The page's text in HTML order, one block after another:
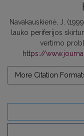
Navakauskienė, J.
lauko periferijos
vertimo
https://
More Citation